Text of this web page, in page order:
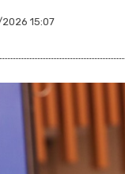
15:07